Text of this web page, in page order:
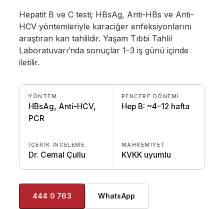
Hepatit B ve C testi; HBsAg, Anti-HBs ve Anti-
HCV yöntemleriyle karaciğer enfeksiyonlarını
araştıran kan tahlildir. Yaşam Tıbbi Tahlil
Laboratuvarı’nda sonuçlar 1–3 iş günü içinde
iletilir.
YÖNTEM
HBsAg, Anti-HCV,
PCR
PENCERE DÖNEMI
Hep B: ~4–12 hafta
İÇERIK INCELEME
Dr. Cemal Çullu
MAHREMIYET
KVKK uyumlu
444 0 763 WhatsApp